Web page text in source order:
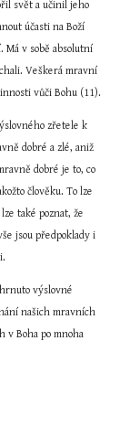
svět a učinil jeho
účasti na Boží
Má v sobě absolutní
Veškerá mravní
vůči Bohu (11).
zřetele k
dobré a zlé, aniž
dobré je to, co
člověku. To lze
také poznat, že
jsou předpoklady i
výslovné
našich mravních
v Boha po mnoha